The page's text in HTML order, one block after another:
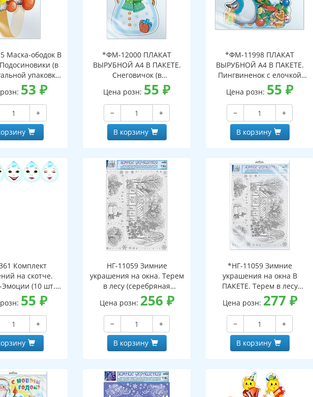
Маска-ободок В
(в
упаковке,
и клеевым
53₽
+
*ФМ-12000 ПЛАКАТ
ВЫРУБНОЙ А4 В ПАКЕТЕ.
Снеговичок (в
индивидуальной упаковке
с европодвесом и клеевым
клапаном)
Цена розн: 55₽
−
+
В корзину
*ФМ-11998 ПЛАКАТ
ВЫРУБНОЙ А4 В ПАКЕТЕ.
Пингвиненок с елочкой
(блестки в лаке, в
индивидуальной упаковке,
с европодвесом и клеевым
клапаном)
Цена розн: 55₽
−
+
В корзину
Комплект
на скотче.
Эмоции (10 шт. 5
по 2 штуки в
55₽
+
НГ-11059 Зимние
украшения на окна. Терем
в лесу (серебряная
голография, видны с обеих
сторон)
Цена розн: 256 ₽
−
+
В корзину
*НГ-11059 Зимние
украшения на окна В
ПАКЕТЕ. Терем в лесу
(серебряная голография,
многоразовые, видны с
обеих сторон, в
индивидуальном пакете, с
европодвесом и клеевым
клапаном)
Цена розн: 277 ₽
−
+
В корзину